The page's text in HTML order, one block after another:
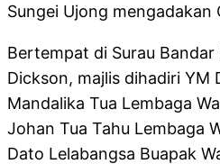
Sungei Ujong mengadakan
Bertempat di Surau
Dickson, majlis dihadiri YM
Mandalika Tua Lembaga
Johan Tua Tahu Lembaga
Dato Lelabangsa Buapak